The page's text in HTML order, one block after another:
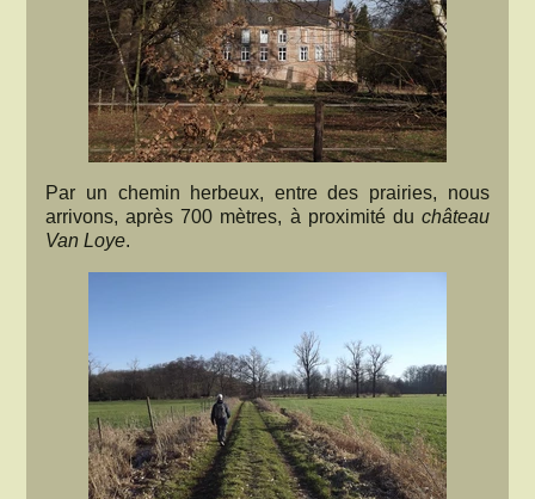
Par un chemin herbeux, entre des prairies, nous
arrivons, après 700 mètres, à proximité du château
Van Loye.